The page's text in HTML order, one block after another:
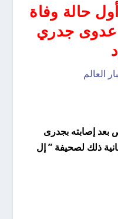
حالة وفاة
عدوى جدري
العالم
بعد إصابته بجدرى
ذلك لصحيفة ” إل